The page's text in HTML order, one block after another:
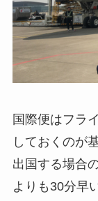
国際便はフラ
しておくのが
出国する場合
よりも30分早